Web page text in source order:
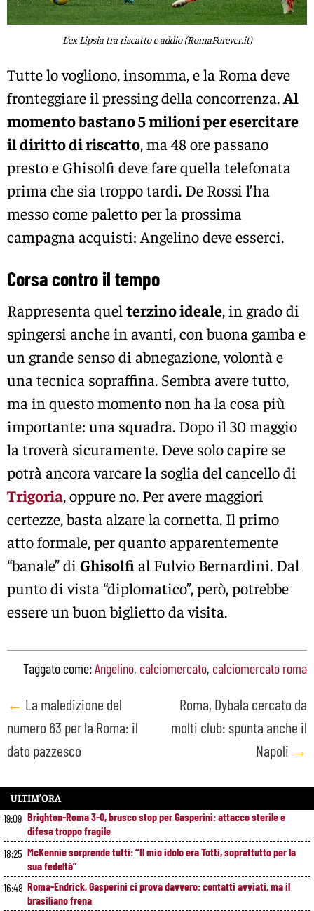
L’ex Lipsia tra riscatto e addio (RomaForever.it)
Tutte lo vogliono, insomma, e la Roma deve
fronteggiare il pressing della concorrenza. Al
momento bastano 5 milioni per esercitare
il diritto di riscatto, ma 48 ore passano
presto e Ghisolfi deve fare quella telefonata
prima che sia troppo tardi. De Rossi l’ha
messo come paletto per la prossima
campagna acquisti: Angelino deve esserci.
Corsa contro il tempo
Rappresenta quel terzino ideale, in grado di
spingersi anche in avanti, con buona gamba e
un grande senso di abnegazione, volontà e
una tecnica sopraffina. Sembra avere tutto,
ma in questo momento non ha la cosa più
importante: una squadra. Dopo il 30 maggio
la troverà sicuramente. Deve solo capire se
potrà ancora varcare la soglia del cancello di
Trigoria, oppure no. Per avere maggiori
certezze, basta alzare la cornetta. Il primo
atto formale, per quanto apparentemente
“banale” di Ghisolfial Fulvio Bernardini. Dal
punto di vista “diplomatico”, però, potrebbe
essere un buon biglietto da visita.
Taggato come:Angelino, calciomercato, calciomercato roma
Post
navigation
← La maledizione del
numero 63 per la Roma: il
dato pazzesco
Roma, Dybala cercato da
molti club: spunta anche il
Napoli →
ULTIM’ORA
19:09 Brighton-Roma 3-0, brusco stop per Gasperini: attacco sterile e
difesa troppo fragile
18:25 McKennie sorprende tutti: “Il mio idolo era Totti, soprattutto per la
sua fedeltà”
16:48 Roma-Endrick, Gasperini ci prova davvero: contatti avviati, ma il
brasiliano frena